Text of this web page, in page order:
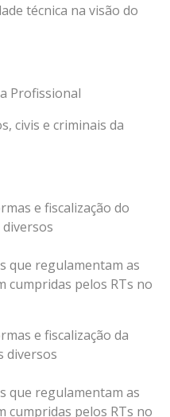
técnica na visão do
Profissional
civis e criminais da
e fiscalização do
regulamentam as
cumpridas pelos RTs no
e fiscalização da
diversos
regulamentam as
cumpridas pelos RTs no